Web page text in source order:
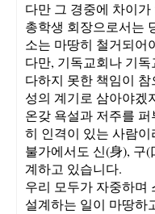
다만 그 경중에 차이
총학생 회장으로서는
소는 마땅히 철거되어
다만, 기독교회나 기
다하지 못한 책임이
성의 계기로 삼아야겠
온갖 욕설과 저주를
히 인격이 있는 사람
불가에서도 신(身), 구
계하고 있습니다.
우리 모두가 자중하며
설계하는 일이 마땅하